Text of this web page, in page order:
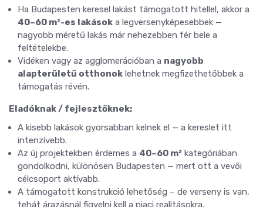
Ha Budapesten keresel lakást támogatott hitellel, akkor a
40–60 m²-es lakások a legversenyképesebbek —
nagyobb méretű lakás már nehezebben fér bele a
feltételekbe.
Vidéken vagy az agglomerációban a nagyobb
alapterületű otthonok lehetnek megfizethetőbbek a
támogatás révén.
Eladóknak / fejlesztőknek:
A kisebb lakások gyorsabban kelnek el — a kereslet itt
intenzívebb.
Az új projektekben érdemes a 40–60 m² kategóriában
gondolkodni, különösen Budapesten — mert ott a vevői
célcsoport aktívabb.
A támogatott konstrukció lehetőség – de verseny is van,
tehát árazásnál figyelni kell a piaci realitásokra.